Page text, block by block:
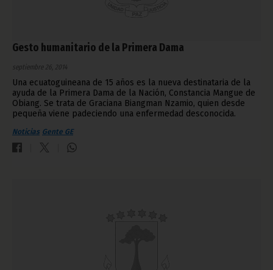
Gesto humanitario de la Primera Dama
septiembre 26, 2014
Una ecuatoguineana de 15 años es la nueva destinataria de la
ayuda de la Primera Dama de la Nación, Constancia Mangue de
Obiang. Se trata de Graciana Biangman Nzamio, quien desde
pequeña viene padeciendo una enfermedad desconocida.
Noticias Gente GE